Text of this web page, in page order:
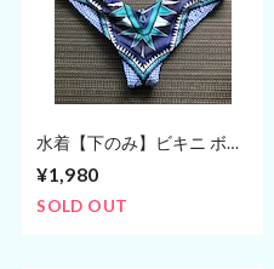
水着【下のみ】ビキニ ボト
Mサイズ
¥1,980
SOLD OUT